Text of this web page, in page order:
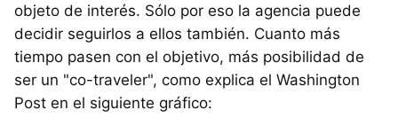
objeto de interés. Sólo por eso la agencia puede
decidir seguirlos a ellos también. Cuanto más
tiempo pasen con el objetivo, más posibilidad de
ser un "co-traveler", como explica el Washington
Post en el siguiente gráfico: